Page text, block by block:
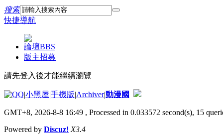
搜索
快捷導航
論壇BBS
版主招募
請先登入後才能繼續瀏覽
|小黑屋|手機版|Archiver|動漫國
GMT+8, 2026-8-8 16:49 , Processed in 0.033572 second(s), 15
Powered by Discuz! X3.4